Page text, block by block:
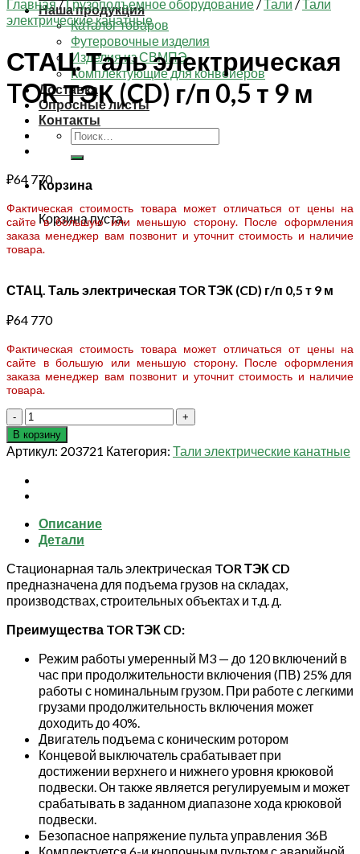
Наша продукция
Каталог товаров
Футеровочные изделия
Изделия из СВМПЭ
Комплектующие для конвейеров
Доставка
Опросные листы
Контакты
Искать:
Корзина
Корзина пуста.
Главная/Грузоподъемное оборудование /Тали /Тали
электрические канатные
СТАЦ. Таль электрическая
TOR ТЭК (CD) г/п 0,5 т 9 м
₽64 770
Фактическая стоимость товара может отличаться от цены на
сайте в большую или меньшую сторону. После оформления
заказа менеджер вам позвонит и уточнит стоимость и наличие
товара.
СТАЦ. Таль электрическая TOR ТЭК (CD) г/п 0,5 т 9 м
₽64 770
Фактическая стоимость товара может отличаться от цены на
сайте в большую или меньшую сторону. После оформления
заказа менеджер вам позвонит и уточнит стоимость и наличие
товара.
Количество
товара
СТАЦ.
Таль
электрическая
TOR
(CD)
г/
0,5
т
9
В корзину
Артикул: 203721 Категория: Тали электрические канатные
Описание
Детали
Стационарная таль электрическая TOR ТЭК CD
предназначена для подъема грузов на складах,
производствах, строительных объектах и т.д. д.
Преимущества TOR ТЭК CD:
Режим работы умеренный М3 — до 120 включений в
час при продолжительности включения (ПВ) 25% для
работы с номинальным грузом. При работе с легкими
грузами продолжительность включения может
доходить до 40%.
Двигатель подъема с коническим ротором
Концевой выключатель срабатывает при
достижении верхнего и нижнего уровня крюковой
подвески. Он также является регулируемым и может
срабатывать в заданном диапазоне хода крюковой
подвески.
Безопасное напряжение пульта управления 36В